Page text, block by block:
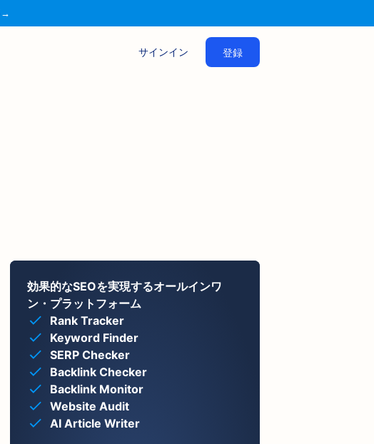
→
サインイン 登録
効果的なSEOを実現するオールインワ
ン・プラットフォーム
Rank Tracker
Keyword Finder
SERP Checker
Backlink Checker
Backlink Monitor
Website Audit
AI Article Writer